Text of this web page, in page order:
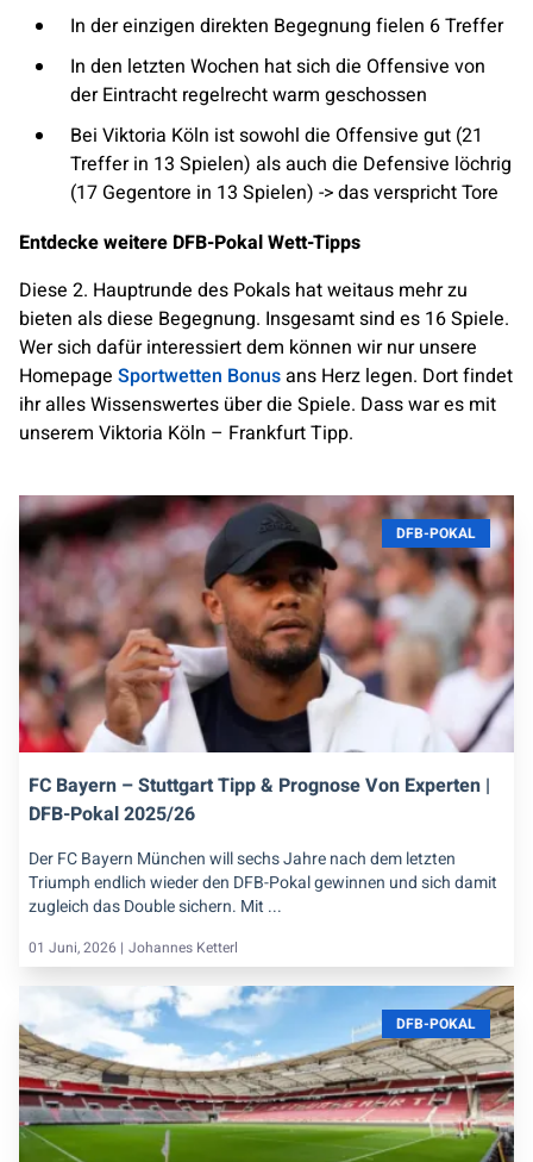
In der einzigen direkten Begegnung fielen 6 Treffer
In den letzten Wochen hat sich die Offensive von
der Eintracht regelrecht warm geschossen
Bei Viktoria Köln ist sowohl die Offensive gut (21
Treffer in 13 Spielen) als auch die Defensive löchrig
(17 Gegentore in 13 Spielen) -> das verspricht Tore
Entdecke weitere DFB-Pokal Wett-Tipps
Diese 2. Hauptrunde des Pokals hat weitaus mehr zu
bieten als diese Begegnung. Insgesamt sind es 16 Spiele.
Wer sich dafür interessiert dem können wir nur unsere
Homepage Sportwetten Bonusans Herz legen. Dort findet
ihr alles Wissenswertes über die Spiele. Dass war es mit
unserem Viktoria Köln – Frankfurt Tipp.
DFB-POKAL
FC Bayern – Stuttgart Tipp & Prognose Von Experten |
DFB-Pokal 2025/26
Der FC Bayern München will sechs Jahre nach dem letzten
Triumph endlich wieder den DFB-Pokal gewinnen und sich damit
zugleich das Double sichern. Mit ...
01 Juni, 2026 | Johannes Ketterl
DFB-POKAL